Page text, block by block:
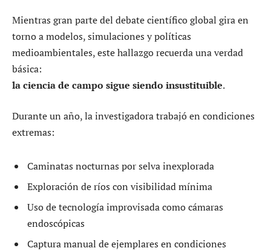
Mientras gran parte del debate científico global gira en
torno a modelos, simulaciones y políticas
medioambientales, este hallazgo recuerda una verdad
básica:
la ciencia de campo sigue siendo insustituible.
Durante un año, la investigadora trabajó en condiciones
extremas:
Caminatas nocturnas por selva inexplorada
Exploración de ríos con visibilidad mínima
Uso de tecnología improvisada como cámaras
endoscópicas
Captura manual de ejemplares en condiciones